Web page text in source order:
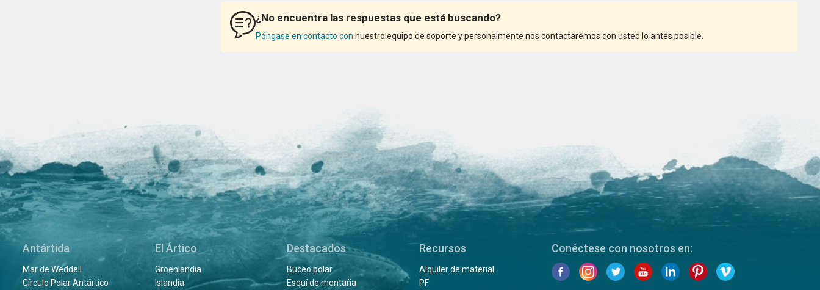
¿No encuentra las respuestas que está buscando?
Póngase en contacto con nuestro equipo de soporte y personalmente nos contactaremos con usted lo antes posible.
Antártida
Mar de Weddell
Círculo Polar Antártico
El Ártico
Groenlandia
Islandia
Destacados
Buceo polar
Esquí de montaña
Recursos
Alquiler de material
PF
Conéctese con nosotros en: